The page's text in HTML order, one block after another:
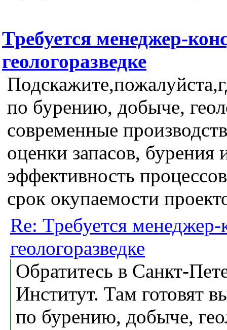
Требуется менеджер-
геологоразведке
по бурению, добыче,
современные
оценки запасов,
эффективность
срок окупаемости
Re: Требуется
геологоразведке
Обратитесь в Санкт-
Институт. Там готовят
по бурению, добыче,